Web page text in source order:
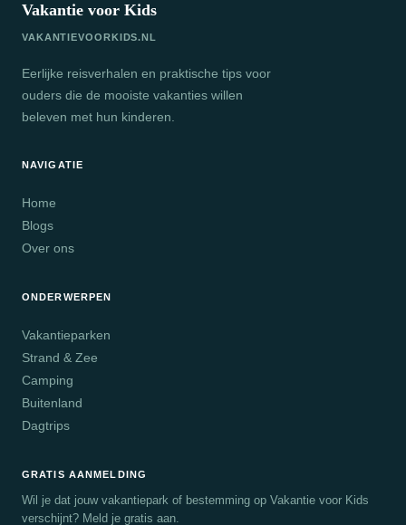
Vakantie voor Kids
VAKANTIEVOORKIDS.NL
Eerlijke reisverhalen en praktische tips voor
ouders die de mooiste vakanties willen
beleven met hun kinderen.
NAVIGATIE
Home
Blogs
Over ons
ONDERWERPEN
Vakantieparken
Strand & Zee
Camping
Buitenland
Dagtrips
GRATIS AANMELDING
Wil je dat jouw vakantiepark of bestemming op Vakantie voor Kids
verschijnt? Meld je gratis aan.